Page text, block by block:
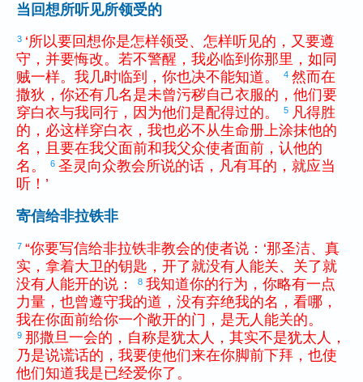
当回想所听见所领受的
3 ‘所以要回想你是怎样领受、 怎样听见的 ， 又要遵
守 ， 并要悔改。 若不警醒 ， 我必临到 你那里 ， 如同
贼一样。 我几时临到 ， 你也决不能知道。 4 然而在
撒狄 ， 你还有几名 是未曾污秽自己衣服的 ， 他们要
穿白衣与我同行 ， 因为他们是配得过的。 5 凡得胜
的 ， 必这样穿白衣 ， 我也必不从生命册上涂抹他的
名 ， 且 要在我父面前和我父众使者面前 ， 认他的
名 。 6 圣灵 向众教会所说的话 ， 凡有耳的 ， 就应当
听 ！ ’
寄信给非拉铁非
7 “你要写信给非拉铁非教会的使者说 ： ‘那圣洁、 真
实 ， 拿着大卫 的钥匙 ， 开了就没有 人 能关、 关了就
没有 人 能开的说 ： 8 我知道你的行为 ， 你略有一点
力量 ， 也曾遵守我的道 ， 没有弃绝我的名 ， 看哪 ，
我在你面前给你一个敞开的门 ， 是无 人 能关的。
9 那撒旦 一会的 ， 自称是犹太 人 ， 其实不是犹太 人 ，
乃是说谎话的 ， 我要使他们来在你脚前下拜 ， 也使
他们知道我是已经爱你了 。